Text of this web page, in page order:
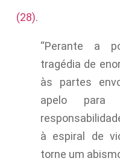
(28).
“Perante a
tragédia de
às partes
apelo para
à espiral de
torne um